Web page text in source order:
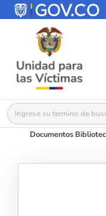
Buscar:
Documentos